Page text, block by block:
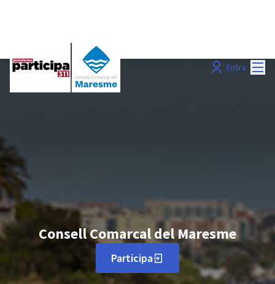
Entra
Consell Comarcal del Maresme
Participa